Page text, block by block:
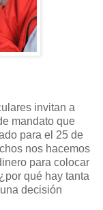
invitan a
mandato que
para el 25 de
nos hacemos
para colocar
qué hay tanta
decisión